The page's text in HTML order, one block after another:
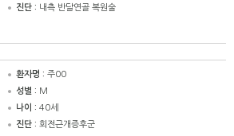
진단 : 내측 반달연골 복원술
환자명 : 주00
성별 : M
나이 : 40세
진단 : 회전근개증후군